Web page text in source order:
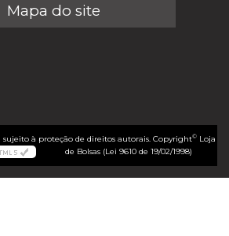
Mapa do site
à proteção de direitos autorais. Copyright©Loja
de Bolsas (Lei 9610 de 19/02/1998)